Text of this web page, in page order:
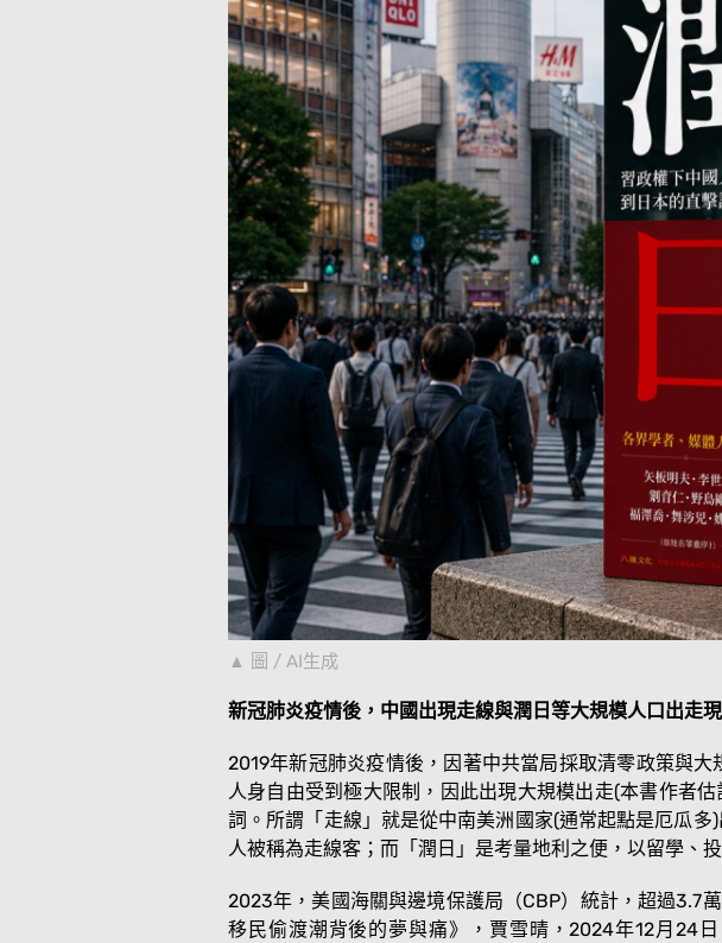
圖 / AI生成
新冠肺炎疫情後，中國出現走線與潤日等大規模人口出走
2019年新冠肺炎疫情後，因著中共當局採取清零政策與
人身自由受到極大限制，因此出現大規模出走(本書作者
詞。所謂「走線」就是從中南美洲國家(通常起點是厄瓜
人被稱為走線客；而「潤日」是考量地利之便，以留學、
2023年，美國海關與邊境保護局（CBP）統計，超過3.7
移民偷渡潮背後的夢與痛》，賈雪晴，2024年12月24